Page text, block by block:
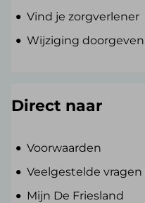
Vind je zorgverlener
Wijziging doorgeven
Direct naar
Voorwaarden
Veelgestelde vragen
Mijn De Friesland